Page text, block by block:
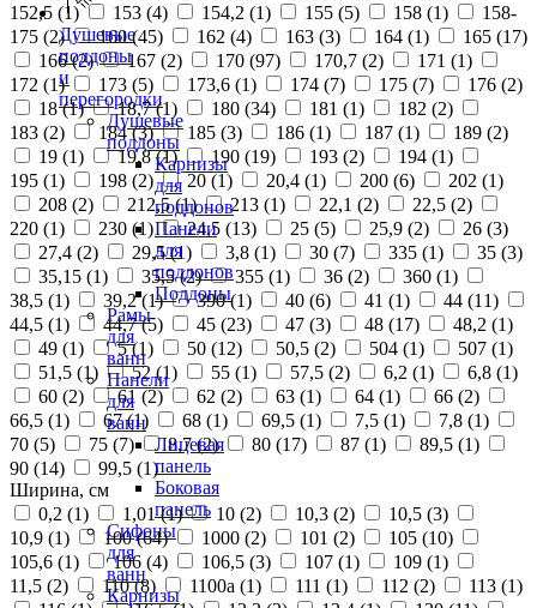
Душевые
поддоны
и
перегородки
Душевые
поддоны
Карнизы
для
поддонов
Панели
для
поддонов
Поддоны
Рамы
для
ванн
Панели
для
ванн
Лицевая
панель
Боковая
панель
Сифоны
для
ванн
Карнизы
152,5 (1) 153 (4) 154,2 (1) 155 (5) 158 (1)
158-
175 (2) 160 (45) 162 (4) 163 (3) 164 (1) 165 (17)
166 (2) 167 (2) 170 (97) 170,7 (2) 171 (1)
172 (1) 173 (5) 173,6 (1) 174 (7) 175 (7) 176 (2)
18 (1) 18,7 (1) 180 (34) 181 (1) 182 (2)
183 (2) 184 (3) 185 (3) 186 (1) 187 (1) 189 (2)
19 (1) 19,8 (1) 190 (19) 193 (2) 194 (1)
195 (1) 198 (2) 20 (1) 20,4 (1) 200 (6) 202 (1)
208 (2) 212,5 (1) 213 (1) 22,1 (2) 22,5 (2)
220 (1) 230 (1) 24,5 (13) 25 (5) 25,9 (2) 26 (3)
27,4 (2) 29,5 (1) 3,8 (1) 30 (7) 335 (1) 35 (3)
35,15 (1) 35,5 (2) 355 (1) 36 (2) 360 (1)
38,5 (1) 39,2 (1) 390 (1) 40 (6) 41 (1) 44 (11)
44,5 (1) 44,7 (5) 45 (23) 47 (3) 48 (17) 48,2 (1)
49 (1) 5 (1) 50 (12) 50,5 (2) 504 (1) 507 (1)
51,5 (1) 52 (1) 55 (1) 57,5 (2) 6,2 (1) 6,8 (1)
60 (2) 61 (2) 62 (2) 63 (1) 64 (1) 66 (2)
66,5 (1) 67 (1) 68 (1) 69,5 (1) 7,5 (1) 7,8 (1)
70 (5) 75 (7) 8,7 (2) 80 (17) 87 (1) 89,5 (1)
90 (14) 99,5 (1)
Ширина, см
0,2 (1) 1,01 (1) 10 (2) 10,3 (2) 10,5 (3)
10,9 (1) 100 (64) 1000 (2) 101 (2) 105 (10)
105,6 (1) 106 (4) 106,5 (3) 107 (1) 109 (1)
11,5 (2) 110 (8) 1100а (1) 111 (1) 112 (2) 113 (1)